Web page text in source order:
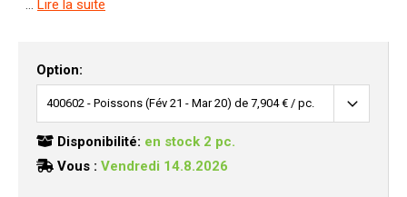
... Lire la suite
Option:
Disponibilité: en stock 2 pc.
Vous : Vendredi 14.8.2026